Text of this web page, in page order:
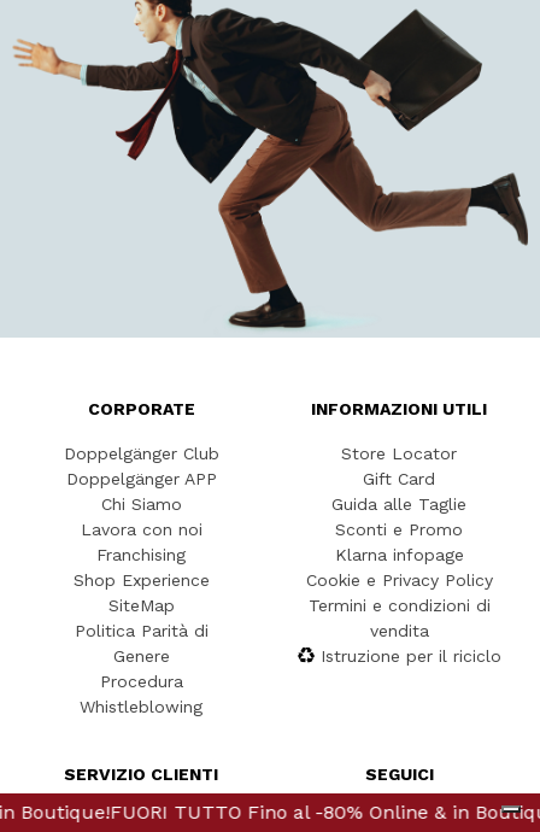
& in Boutique! FUORI TUTTO Fino al -80%
CORPORATE
Doppelgänger Club
Doppelgänger APP
Chi Siamo
Lavora con noi
Franchising
Shop Experience
SiteMap
Politica Parità di
Genere
Procedura
Whistleblowing
INFORMAZIONI UTILI
Store Locator
Gift Card
Guida alle Taglie
Sconti e Promo
Klarna infopage
Cookie e Privacy Policy
Termini e condizioni di
vendita
Istruzione per il riciclo
SERVIZIO CLIENTI
Contattaci
SEGUICI
Follow us on Facebook
Fino al -80% Online & in Boutique! FUORI TUTTO